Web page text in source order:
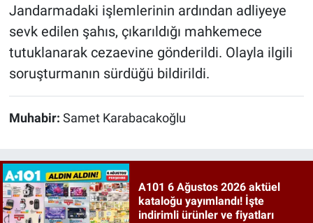
Jandarmadaki işlemlerinin ardından adliyeye
sevk edilen şahıs, çıkarıldığı mahkemece
tutuklanarak cezaevine gönderildi. Olayla ilgili
soruşturmanın sürdüğü bildirildi.
Muhabir: Samet Karabacakoğlu
A101 6 Ağustos 2026 aktüel
kataloğu yayımlandı! İşte
indirimli ürünler ve fiyatları